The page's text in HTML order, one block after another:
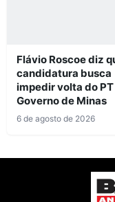
Flávio Roscoe diz
candidatura busca
impedir volta do PT
Governo de Minas
6 de agosto de 2026